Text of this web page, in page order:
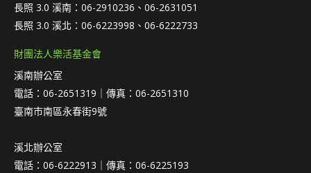
長照 3.0 溪南：06-2910236、06-2631051
長照 3.0 溪北：06-6223998、06-6222733
財團法人樂活基金會
溪南辦公室
電話：06-2651319｜傳真：06-2651310
臺南市南區永春街9號
溪北辦公室
電話：06-6222913｜傳真：06-6225193